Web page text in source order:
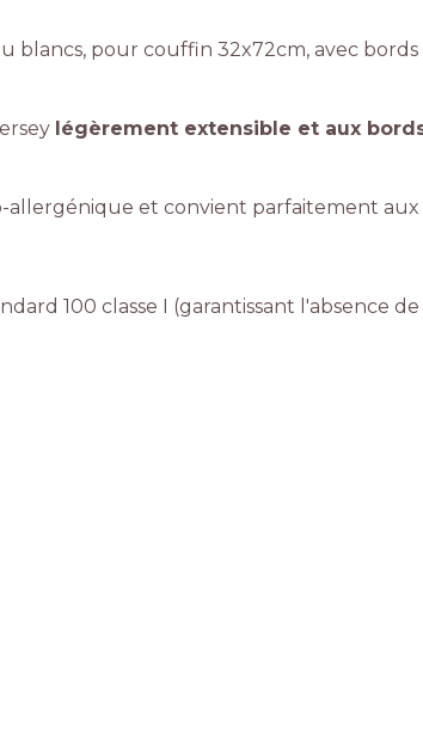
blancs, pour couffin 32x72cm, avec bords
légèrement extensible et aux
allergénique et convient parfaitement aux
100 classe I (garantissant l'absence